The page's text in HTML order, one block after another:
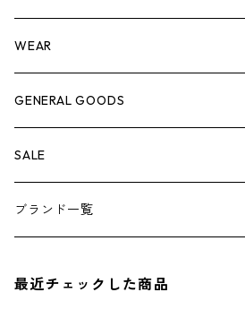
脚立
ケミカル
その他
キャビネット・ツールハンガー
冬季用品
その他
ストレージボックス
クーラーボックス
ナイフ
車内グッズ
車外グッズ
芳香剤
WEAR
トップス
ボトムス
アンダーウェア
GENERAL GOODS
ウォレット
エアーフレッシュナー
SALE
ブランド一覧
最近チェックした商品